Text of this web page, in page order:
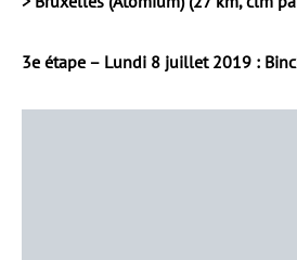
3e étape – Lundi 8 juillet 2019 :